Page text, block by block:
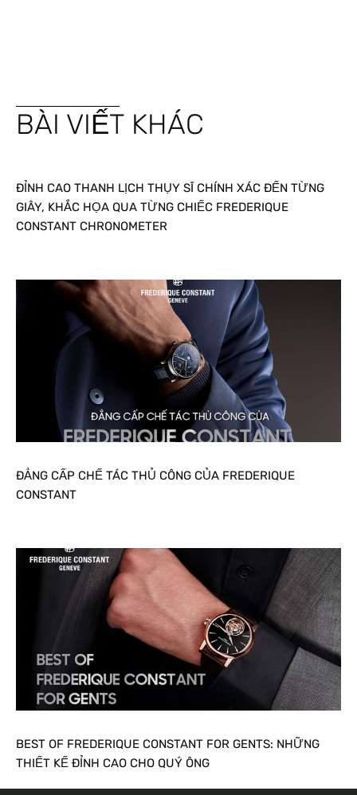
BÀI VIẾT KHÁC
ĐỈNH CAO THANH LỊCH THỤY SĨ CHÍNH XÁC ĐẾN TỪNG
GIÂY, KHẮC HỌA QUA TỪNG CHIẾC FREDERIQUE
CONSTANT CHRONOMETER
ĐẲNG CẤP CHẾ TÁC THỦ CÔNG CỦA FREDERIQUE
CONSTANT
BEST OF FREDERIQUE CONSTANT FOR GENTS: NHỮNG
THIẾT KẾ ĐỈNH CAO CHO QUÝ ÔNG